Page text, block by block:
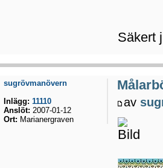
Säkert
av
sugrövmanövern
Inlägg: 11110
Anslöt: 2007-01-12
Ort: Marianergraven